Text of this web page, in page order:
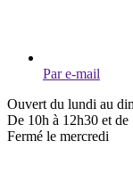
Par e-mail
Ouvert du lundi au
De 10h à 12h30 et
Fermé le mercredi